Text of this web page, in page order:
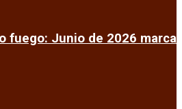
fuego: Junio de 2026 marca